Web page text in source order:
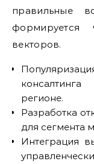
правильные
формируется
векторов.
регионе.
Разработка
для сегмента
Интеграция